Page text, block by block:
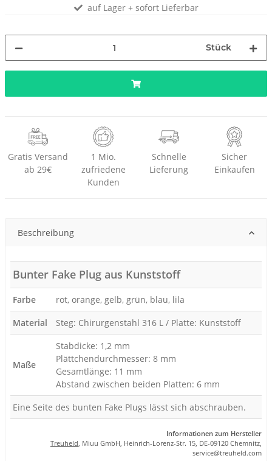
auf Lager + sofort Lieferbar
Stück
Gratis Versand
ab 29€
1 Mio.
zufriedene
Kunden
Schnelle
Lieferung
Sicher
Einkaufen
Beschreibung
Bunter Fake Plug aus Kunststoff
Farbe
rot, orange, gelb, grün, blau, lila
Material
Steg: Chirurgenstahl 316 L / Platte: Kunststoff
Maße
Stabdicke: 1,2 mm
Plättchendurchmesser: 8 mm
Gesamtlänge: 11 mm
Abstand zwischen beiden Platten: 6 mm
Eine Seite des bunten Fake Plugs lässt sich abschrauben.
Informationen zum Hersteller
Treuheld, Miuu GmbH, Heinrich-Lorenz-Str. 15, DE-09120 Chemnitz,
service@treuheld.com